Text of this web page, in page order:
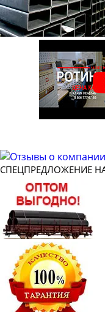
Труба
Труба
Труба
Труба
Труба
Труба
Труба
Труба профильная
Труба профильная
Труба профильная
Труба профильная
Труба профильная
Труба профильная
Труба профильная
СПЕЦПРЕДЛОЖЕНИЕ